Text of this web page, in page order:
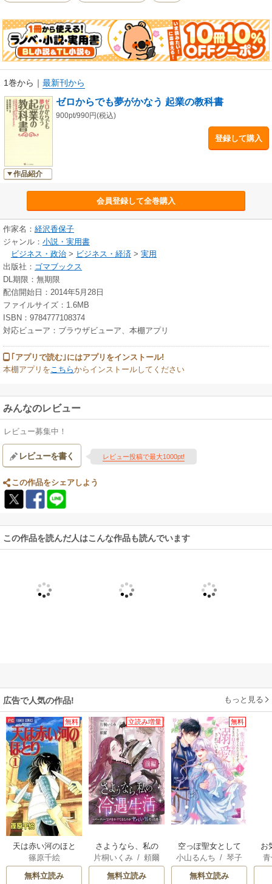
1巻から ｜ 最新刊から
作品紹介
ゼロからでも夢がかなう 起業の教科書
900pt/990円(税込)
登録して購入
会員登録して全巻購入
作家名： 経沢香保子
ジャンル： 小説・実用書
ビジネス・政治 > ビジネス・経済 > 実用
出版社： ゴマブックス
DL期限：無期限
配信開始日：2014年5月28日
ファイルサイズ：1.6MB
ISBN：9784777108374
対応ビューア：ブラウザビューア、本棚アプリ
｢アプリで読む｣にはアプリをインストール!
本棚アプリをこちらからインストールしてください
みんなのレビュー
レビュー募集中！
レビューを書く レビュー投稿で最大1000pt!
この作品をシェアしよう
この作品を読んだ人はこんな作品も読んでいます
広告で人気の作品! もっと見る
無料
天は赤い河のほと
り
篠原千絵
無料立読み
立読み増量
さようなら、私の
冷遇生活 ～パーテ
ィーで声をかけて
片桐いくみ / 頼爾
無料立読み
無料
空っぽ聖女として
捨てられたはず
が、嫁ぎ先の皇帝
小山るんち /琴子
無料立読み
お